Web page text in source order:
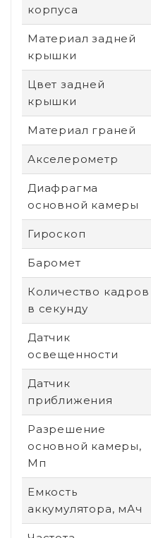
корпуса
Материал задней
крышки
Цвет задней
крышки
Материал граней
Акселерометр
Диафрагма
основной камеры
Гироскоп
Баромет
Количество кадров
в секунду
Датчик
освещенности
Датчик
приближения
Разрешение
основной камеры,
Мп
Емкость
аккумулятора, мАч